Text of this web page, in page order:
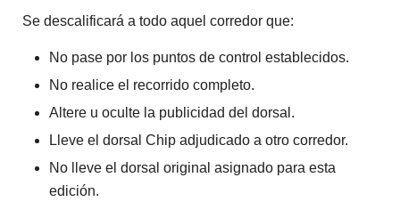
Se descalificará a todo aquel corredor que:
No pase por los puntos de control establecidos.
No realice el recorrido completo.
Altere u oculte la publicidad del dorsal.
Lleve el dorsal Chip adjudicado a otro corredor.
No lleve el dorsal original asignado para esta
edición.